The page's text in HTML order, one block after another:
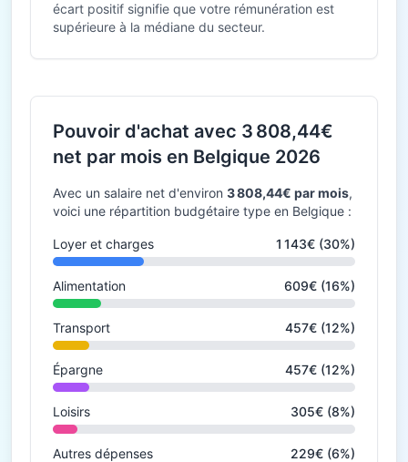
écart positif signifie que votre rémunération est
supérieure à la médiane du secteur.
Pouvoir d'achat avec 3 808,44€
net par mois en Belgique 2026
Avec un salaire net d'environ 3 808,44€ par mois,
voici une répartition budgétaire type en Belgique :
Loyer et charges 1 143€ (30%)
Alimentation 609€ (16%)
Transport 457€ (12%)
Épargne 457€ (12%)
Loisirs 305€ (8%)
Autres dépenses 229€ (6%)